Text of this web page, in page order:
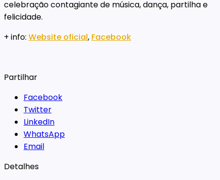
celebração contagiante de música, dança, partilha e
felicidade.
+ info: Website oficial, Facebook
Partilhar
Facebook
Twitter
LinkedIn
WhatsApp
Email
Detalhes